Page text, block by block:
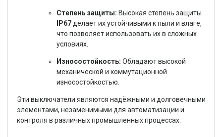
Степень защиты: Высокая степень защиты
IP67делает их устойчивыми к пыли и влаге,
что позволяет использовать их в сложных
условиях.
Износостойкость: Обладают высокой
механической и коммутационной
износостойкостью.
Эти выключатели являются надёжными и долговечными
элементами, незаменимыми для автоматизации и
контроля в различных промышленных процессах.